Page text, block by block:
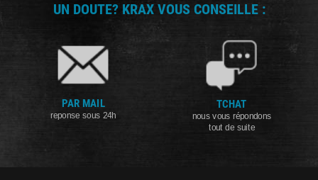
UN DOUTE? KRAX VOUS CONSEILLE :
PAR MAIL
reponse sous 24h
TCHAT
nous vous répondons
tout de suite